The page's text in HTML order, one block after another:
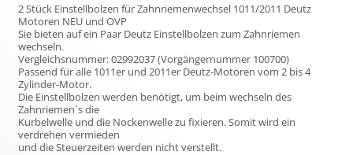
2 Stück Einstellbolzen für Zahnriemenwechsel 1011/2011 Deutz
Motoren NEU und OVP
Sie bieten auf ein Paar Deutz Einstellbolzen zum Zahnriemen
wechseln.
Vergleichsnummer: 02992037 (Vorgängernummer 100700)
Passend für alle 1011er und 2011er Deutz-Motoren vom 2 bis 4
Zylinder-Motor.
Die Einstellbolzen werden benötigt, um beim wechseln des
Zahnriemen´s die
Kurbelwelle und die Nockenwelle zu fixieren. Somit wird ein
verdrehen vermieden
und die Steuerzeiten werden nicht verstellt.